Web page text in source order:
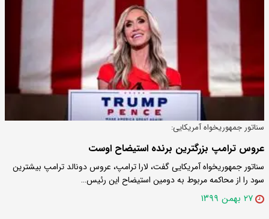
سناتور جمهوریخواه آمریکایی:
عروس ترامپ بزرگترین برنده استیضاح اوست
سناتور جمهوریخواه آمریکایی گفت، لارا ترامپ، عروس دونالد ترامپ بیشترین
سود را از محاکمه مربوط به دومین استیضاح این رئیس…
۲۷ بهمن ۱۳۹۹